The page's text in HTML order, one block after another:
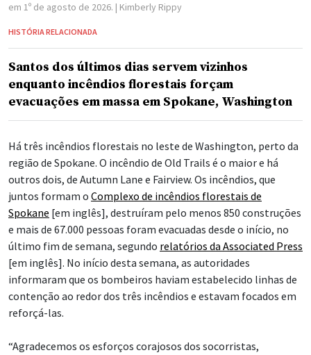
em 1º de agosto de 2026. | Kimberly Rippy
HISTÓRIA RELACIONADA
Santos dos últimos dias servem vizinhos
enquanto incêndios florestais forçam
evacuações em massa em Spokane, Washington
Há três incêndios florestais no leste de Washington, perto da
região de Spokane. O incêndio de Old Trails é o maior e há
outros dois, de Autumn Lane e Fairview. Os incêndios, que
juntos formam o Complexo de incêndios florestais de
Spokane [em inglês], destruíram pelo menos 850 construções
e mais de 67.000 pessoas foram evacuadas desde o início, no
último fim de semana, segundo relatórios da Associated Press
[em inglês]. No início desta semana, as autoridades
informaram que os bombeiros haviam estabelecido linhas de
contenção ao redor dos três incêndios e estavam focados em
reforçá-las.
“Agradecemos os esforços corajosos dos socorristas,